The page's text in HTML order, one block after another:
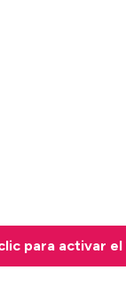
para activar el